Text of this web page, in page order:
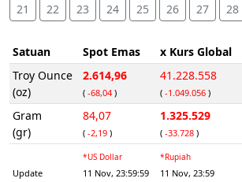
21 22 23 24 25 26 27 28
Satuan Spot Emas x Kurs Global
Troy Ounce
(oz)
2.614,96
( -68,04 )
41.228.558
( -1.049.056 )
Gram
(gr)
84,07
( -2,19 )
1.325.529
( -33.728 )
Update
*US Dollar
11 Nov, 23:59:59
*Rupiah
11 Nov, 23:59